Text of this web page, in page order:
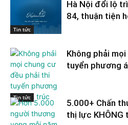
Tin tức
Hà Nội đổi lộ
84, thuận tiện
Tin tức
Không phải
tuyển phương
5.000+ Chấn
thị lực KHÔNG